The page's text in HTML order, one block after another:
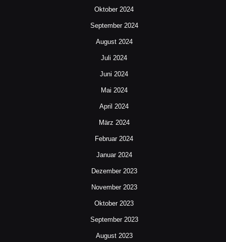
Oktober 2024
September 2024
August 2024
Juli 2024
Juni 2024
Mai 2024
April 2024
März 2024
Februar 2024
Januar 2024
Dezember 2023
November 2023
Oktober 2023
September 2023
August 2023